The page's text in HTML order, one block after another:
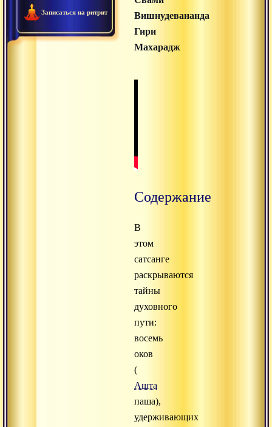
Записаться на ритрит
Вишнудевананда
Гири
Махарадж
Содержание
В
этом
сатсанге
раскрываются
тайны
духовного
пути:
восемь
оков
(
Ашта
паша),
удерживающих